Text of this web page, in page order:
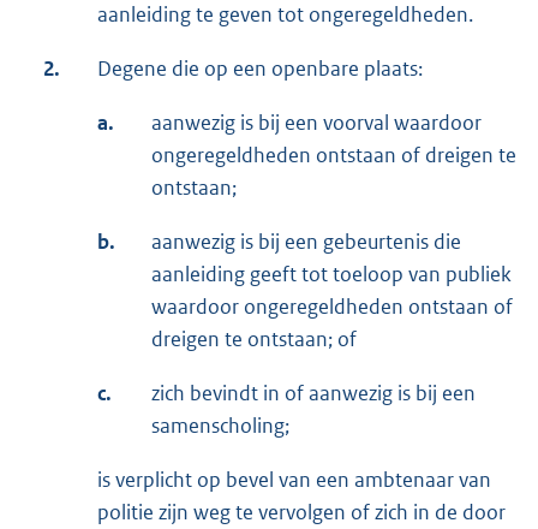
aanleiding te geven tot ongeregeldheden.
2. Degene die op een openbare plaats:
a.
aanwezig is bij een voorval waardoor
ongeregeldheden ontstaan of dreigen te
ontstaan;
b.
aanwezig is bij een gebeurtenis die
aanleiding geeft tot toeloop van publiek
waardoor ongeregeldheden ontstaan of
dreigen te ontstaan; of
c.
zich bevindt in of aanwezig is bij een
samenscholing;
is verplicht op bevel van een ambtenaar van
politie zijn weg te vervolgen of zich in de door